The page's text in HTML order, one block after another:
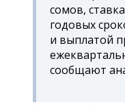
сомов,
годовых
и выплатой
сообщают